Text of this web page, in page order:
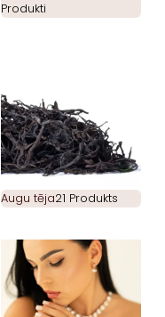
Produkti
Augu tēja21 Produkts